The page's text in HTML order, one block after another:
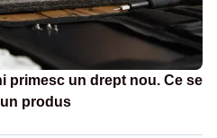
primesc un drept nou. Ce se
produs